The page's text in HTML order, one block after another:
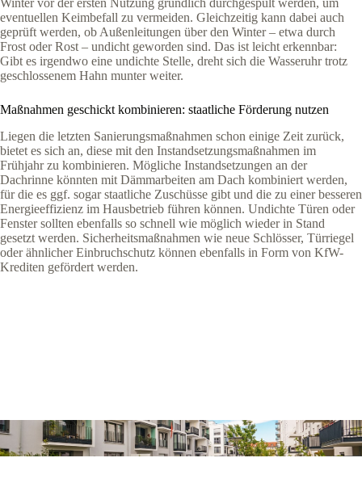
eventuellen Keimbefall zu vermeiden. Gleichzeitig kann dabei auch
geprüft werden, ob Außenleitungen über den Winter – etwa durch
Frost oder Rost – undicht geworden sind. Das ist leicht erkennbar:
Gibt es irgendwo eine undichte Stelle, dreht sich die Wasseruhr trotz
geschlossenem Hahn munter weiter.
Maßnahmen geschickt kombinieren: staatliche Förderung nutzen
Liegen die letzten Sanierungsmaßnahmen schon einige Zeit zurück,
bietet es sich an, diese mit den Instandsetzungsmaßnahmen im
Frühjahr zu kombinieren. Mögliche Instandsetzungen an der
Dachrinne könnten mit Dämmarbeiten am Dach kombiniert werden,
für die es ggf. sogar staatliche Zuschüsse gibt und die zu einer besseren
Energieeffizienz im Hausbetrieb führen können. Undichte Türen oder
Fenster sollten ebenfalls so schnell wie möglich wieder in Stand
gesetzt werden. Sicherheitsmaßnahmen wie neue Schlösser, Türriegel
oder ähnlicher Einbruchschutz können ebenfalls in Form von KfW-
Krediten gefördert werden.